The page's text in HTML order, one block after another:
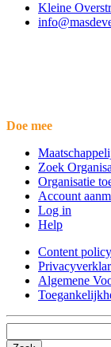
Kleine
Doe mee
Zoek
Organisatie
Account
Log in
Help
Content policy
Algemene